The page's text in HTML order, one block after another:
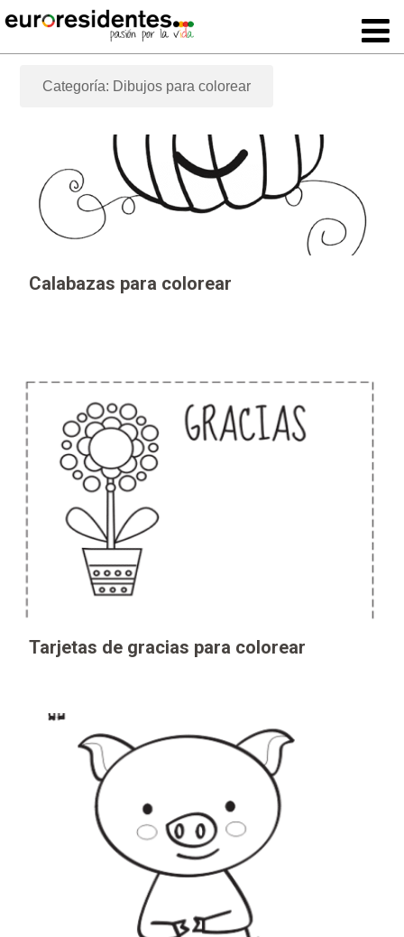
Categoría: Dibujos para colorear
Calabazas para colorear
Tarjetas de gracias para colorear